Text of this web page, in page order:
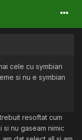
cele cu symbian
si nu e symbian
resoftat cum
si nu gaseam nimic